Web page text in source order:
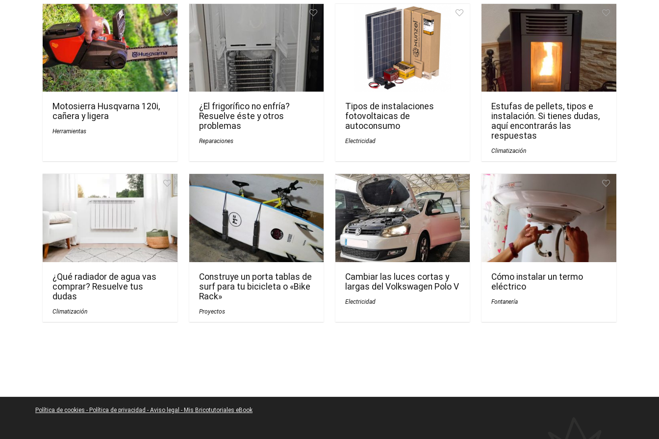
Motosierra Husqvarna 120i,
cañera y ligera
Herramientas
¿El frigorífico no enfría?
Resuelve éste y otros
problemas
Reparaciones
Tipos de instalaciones
fotovoltaicas de
autoconsumo
Electricidad
Estufas de pellets, tipos e
instalación. Si tienes dudas,
aquí encontrarás las
respuestas
Climatización
¿Qué radiador de agua vas
comprar? Resuelve tus
dudas
Climatización
Construye un porta tablas de
surf para tu bicicleta o «Bike
Rack»
Proyectos
Cambiar las luces cortas y
largas del Volkswagen Polo V
Electricidad
Cómo instalar un termo
eléctrico
Fontanería
Política de cookies - Política de privacidad - Aviso legal - Mis Bricotutoriales eBook